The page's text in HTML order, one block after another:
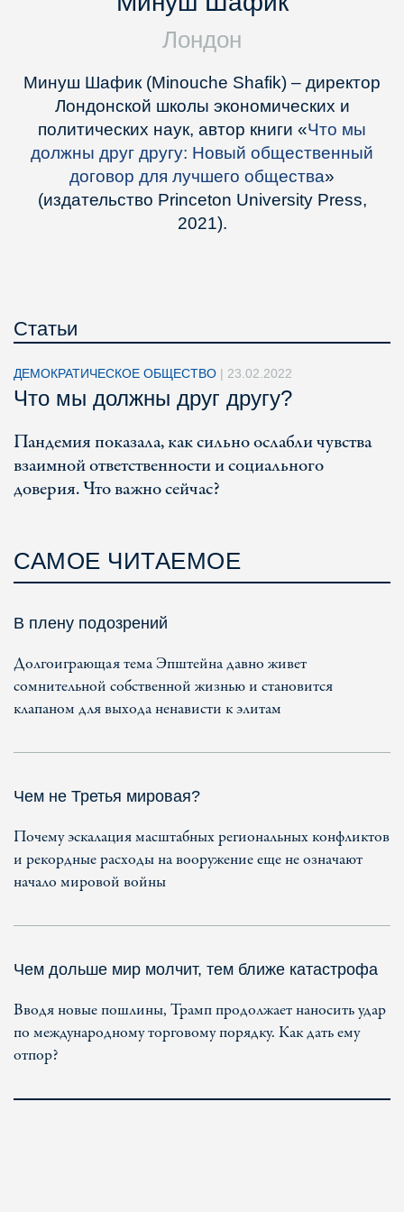
Лондон
Минуш Шафик (Minouche Shafik) – директор
Лондонской школы экономических и
политических наук, автор книги «Что мы
должны друг другу: Новый общественный
договор для лучшего общества»
(издательство Princeton University Press,
2021).
Статьи
ДЕМОКРАТИЧЕСКОЕ ОБЩЕСТВО | 23.02.2022
Что мы должны друг другу?
Пандемия показала, как сильно ослабли чувства
взаимной ответственности и социального
доверия. Что важно сейчас?
САМОЕ ЧИТАЕМОЕ
В плену подозрений
Долгоиграющая тема Эпштейна давно живет
сомнительной собственной жизнью и становится
клапаном для выхода ненависти к элитам
Чем не Третья мировая?
Почему эскалация масштабных региональных конфликтов
и рекордные расходы на вооружение еще не означают
начало мировой войны
Чем дольше мир молчит, тем ближе катастрофа
Вводя новые пошлины, Трамп продолжает наносить удар
по международному торговому порядку. Как дать ему
отпор?